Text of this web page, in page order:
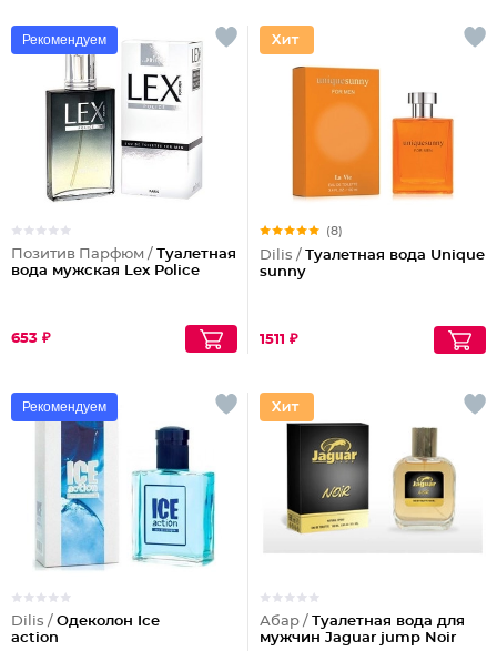
Рекомендуем
Позитив Парфюм / Туалетная
вода мужская Lex Police
653 ₽
(8)
Dilis / Туалетная вода Unique
sunny
1511 ₽
Рекомендуем
Dilis / Одеколон Ice
action
Абар / Туалетная вода для
мужчин Jaguar jump Noir